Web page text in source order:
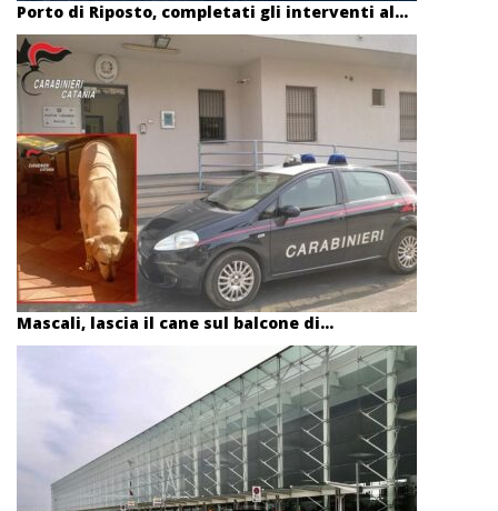
Porto di Riposto, completati gli interventi al...
Mascali, lascia il cane sul balcone di...